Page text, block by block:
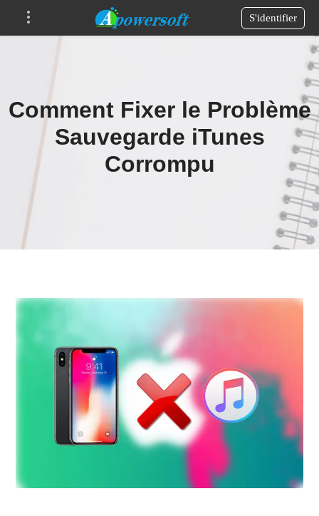
S'identifier
Comment Fixer le Problème
Sauvegarde iTunes
Corrompu